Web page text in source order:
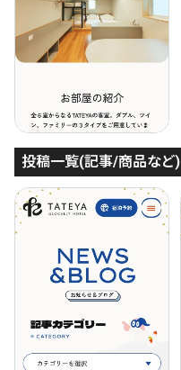
投稿一覧(記事/商品など)